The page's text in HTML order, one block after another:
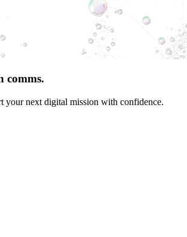
comms.
your next digital mission with confidence.